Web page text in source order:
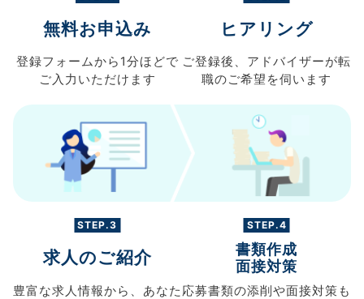
無料お申込み
登録フォームから 1分ほどで
ご入力 いただけます
ヒアリング
ご登録後、 アドバイザーが転
職のご希望を伺います
STEP.3
求人のご紹介
豊富な求人情報から、 あなた
STEP.4
書類作成
面接対策
応募書類の添削や面接対策も